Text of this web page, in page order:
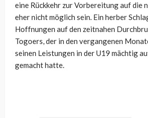
eine Rückkehr zur Vorbereitung auf die
eher nicht möglich sein. Ein herber
Hoffnungen auf den zeitnahen
Togoers, der in den vergangenen
seinen Leistungen in der U19 mächtig
gemacht hatte.